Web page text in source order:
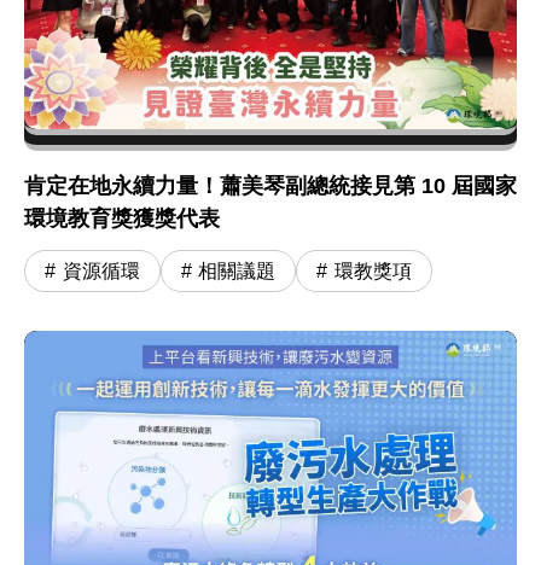
肯定在地永續力量！蕭美琴副總統接見第 10 屆國家
環境教育獎獲獎代表
資源循環 相關議題 環教獎項